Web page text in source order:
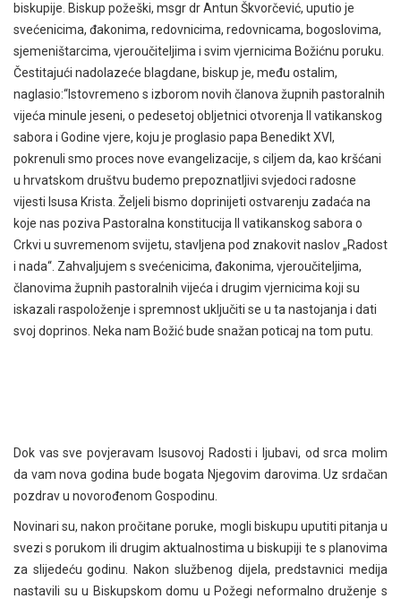
biskupije. Biskup požeški, msgr dr Antun Škvorčević, uputio je
svećenicima, đakonima, redovnicima, redovnicama, bogoslovima,
sjemeništarcima, vjeroučiteljima i svim vjernicima Božićnu poruku.
Čestitajući nadolazeće blagdane, biskup je, među ostalim,
naglasio:“Istovremeno s izborom novih članova župnih pastoralnih
vijeća minule jeseni, o pedesetoj obljetnici otvorenja II vatikanskog
sabora i Godine vjere, koju je proglasio papa Benedikt XVI,
pokrenuli smo proces nove evangelizacije, s ciljem da, kao kršćani
u hrvatskom društvu budemo prepoznatljivi svjedoci radosne
vijesti Isusa Krista. Željeli bismo doprinijeti ostvarenju zadaća na
koje nas poziva Pastoralna konstitucija II vatikanskog sabora o
Crkvi u suvremenom svijetu, stavljena pod znakovit naslov „Radost
i nada“. Zahvaljujem s svećenicima, đakonima, vjeroučiteljima,
članovima župnih pastoralnih vijeća i drugim vjernicima koji su
iskazali raspoloženje i spremnost uključiti se u ta nastojanja i dati
svoj doprinos. Neka nam Božić bude snažan poticaj na tom putu.
Dok vas sve povjeravam Isusovoj Radosti i ljubavi, od srca molim
da vam nova godina bude bogata Njegovim darovima. Uz srdačan
pozdrav u novorođenom Gospodinu.
Novinari su, nakon pročitane poruke, mogli biskupu uputiti pitanja u
svezi s porukom ili drugim aktualnostima u biskupiji te s planovima
za slijedeću godinu. Nakon službenog dijela, predstavnici medija
nastavili su u Biskupskom domu u Požegi neformalno druženje s